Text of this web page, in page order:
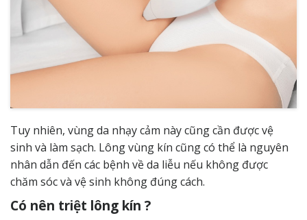
Tuy nhiên, vùng da nhạy cảm này cũng cần được vệ
sinh và làm sạch. Lông vùng kín cũng có thể là nguyên
nhân dẫn đến các bệnh về da liễu nếu không được
chăm sóc và vệ sinh không đúng cách.
Có nên triệt lông kín ?